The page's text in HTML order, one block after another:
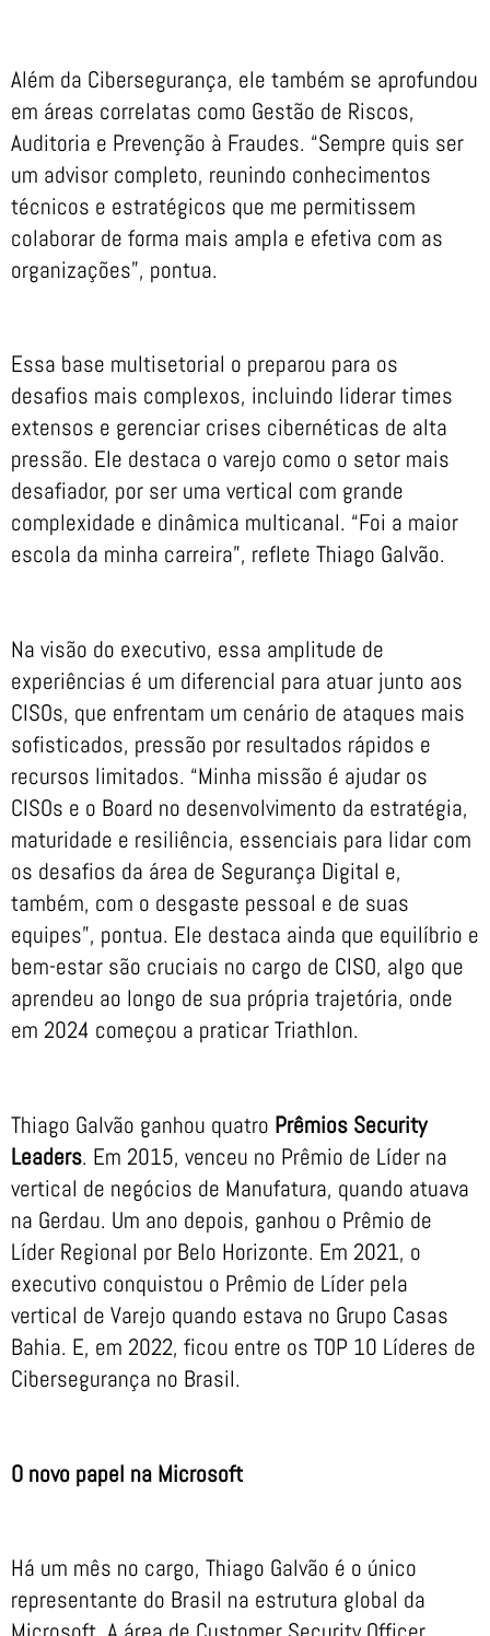
Além da Cibersegurança, ele também se aprofundou
em áreas correlatas como Gestão de Riscos,
Auditoria e Prevenção à Fraudes. “Sempre quis ser
um advisor completo, reunindo conhecimentos
técnicos e estratégicos que me permitissem
colaborar de forma mais ampla e efetiva com as
organizações”, pontua.
Essa base multisetorial o preparou para os
desafios mais complexos, incluindo liderar times
extensos e gerenciar crises cibernéticas de alta
pressão. Ele destaca o varejo como o setor mais
desafiador, por ser uma vertical com grande
complexidade e dinâmica multicanal. “Foi a maior
escola da minha carreira”, reflete Thiago Galvão.
Na visão do executivo, essa amplitude de
experiências é um diferencial para atuar junto aos
CISOs, que enfrentam um cenário de ataques mais
sofisticados, pressão por resultados rápidos e
recursos limitados. “Minha missão é ajudar os
CISOs e o Board no desenvolvimento da estratégia,
maturidade e resiliência, essenciais para lidar com
os desafios da área de Segurança Digital e,
também, com o desgaste pessoal e de suas
equipes”, pontua. Ele destaca ainda que equilíbrio e
bem-estar são cruciais no cargo de CISO, algo que
aprendeu ao longo de sua própria trajetória, onde
em 2024 começou a praticar Triathlon.
Thiago Galvão ganhou quatro Prêmios Security
Leaders. Em 2015, venceu no Prêmio de Líder na
vertical de negócios de Manufatura, quando atuava
na Gerdau. Um ano depois, ganhou o Prêmio de
Líder Regional por Belo Horizonte. Em 2021, o
executivo conquistou o Prêmio de Líder pela
vertical de Varejo quando estava no Grupo Casas
Bahia. E, em 2022, ficou entre os TOP 10 Líderes de
Cibersegurança no Brasil.
O novo papel na Microsoft
Há um mês no cargo, Thiago Galvão é o único
representante do Brasil na estrutura global da